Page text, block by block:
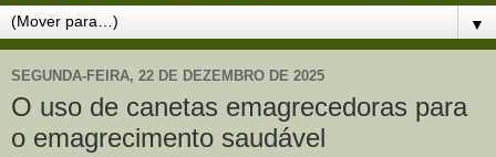
▼
SEGUNDA-FEIRA, 22 DE DEZEMBRO DE 2025
O uso de canetas emagrecedoras para
o emagrecimento saudável